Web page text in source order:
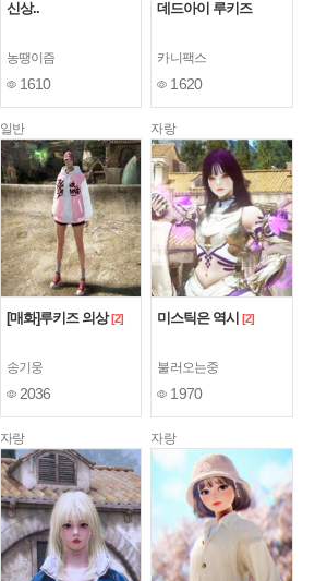
신상..
농땡이즘
1610
데드아이 루키즈
카니팩스
1620
일반
[매화]루키즈 의상 [2]
송기웅
2036
자랑
미스틱은 역시 [2]
불러오는중
1970
자랑 자랑